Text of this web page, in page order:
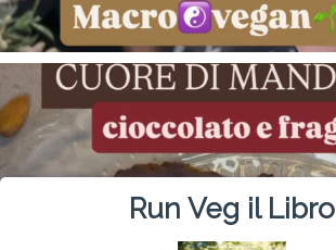
Run Veg il Libro